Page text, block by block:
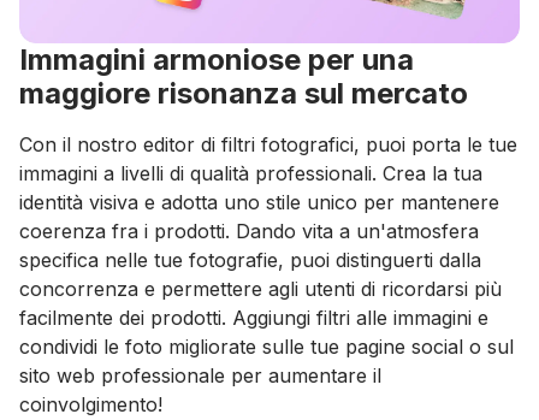
Immagini armoniose per una
maggiore risonanza sul mercato
Con il nostro editor di filtri fotografici, puoi porta le tue
immagini a livelli di qualità professionali. Crea la tua
identità visiva e adotta uno stile unico per mantenere
coerenza fra i prodotti. Dando vita a un'atmosfera
specifica nelle tue fotografie, puoi distinguerti dalla
concorrenza e permettere agli utenti di ricordarsi più
facilmente dei prodotti. Aggiungi filtri alle immagini e
condividi le foto migliorate sulle tue pagine social o sul
sito web professionale per aumentare il
coinvolgimento!